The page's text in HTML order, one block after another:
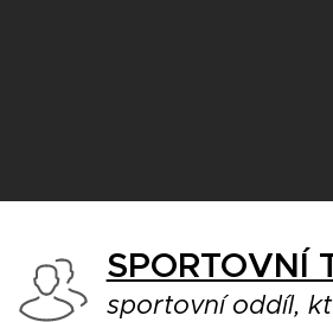
SPORTOVNÍ
sportovní oddíl,